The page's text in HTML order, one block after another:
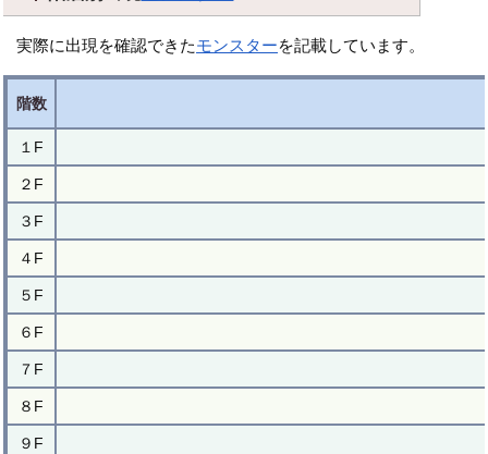
実際に出現を確認できたモンスターを記載しています。
階数
１F
２F
３F
４F
５F
６F
７F
８F
９F